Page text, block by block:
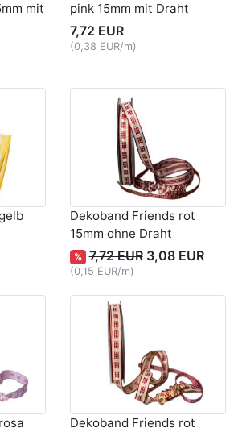
mit
pink 15mm mit Draht
7,72 EUR
(0,38 EUR/m)
Dekoband Friends rot
15mm ohne Draht
% 7,72 EUR 3,08 EUR
(0,15 EUR/m)
Dekoband Friends rot